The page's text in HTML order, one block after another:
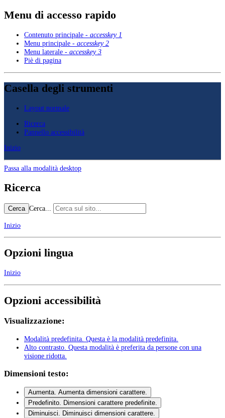
Menu di accesso rapido
Contenuto principale - accesskey 1
Menu principale - accesskey 2
Menu laterale - accesskey 3
Piè di pagina
Casella degli strumenti
Layout normale
Ricerca
Pannello accessibilità
Inizio
Passa alla modalità desktop
Ricerca
Cerca Cerca...
Inizio
Opzioni lingua
Inizio
Opzioni accessibilità
Visualizzazione:
Modalità predefinita . Questa è la modalità predefinita.
Alto contrasto . Questa modalità è preferita da persone con una
visione ridotta.
Dimensioni testo:
Aumenta. Aumenta dimensioni carattere.
Predefinito. Dimensioni carattere predefinite.
Diminuisci. Diminuisci dimensioni carattere.